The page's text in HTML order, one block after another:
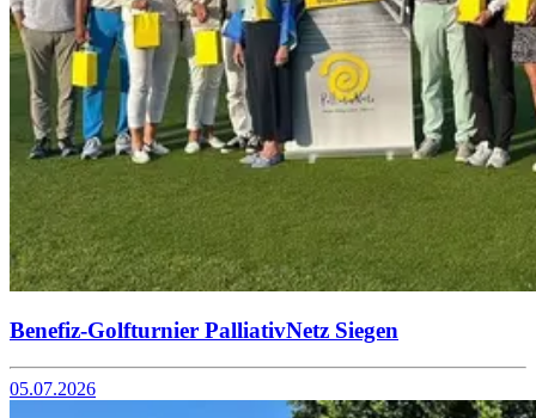
Benefiz-Golfturnier PalliativNetz Siegen
05.07.2026